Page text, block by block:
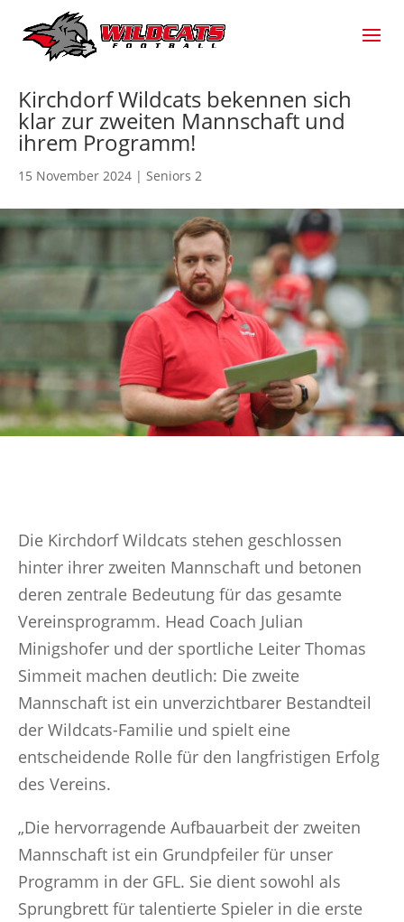
Kirchdorf Wildcats bekennen sich
klar zur zweiten Mannschaft und
ihrem Programm!
15 November 2024 | Seniors 2
Die Kirchdorf Wildcats stehen geschlossen
hinter ihrer zweiten Mannschaft und betonen
deren zentrale Bedeutung für das gesamte
Vereinsprogramm. Head Coach Julian
Minigshofer und der sportliche Leiter Thomas
Simmeit machen deutlich: Die zweite
Mannschaft ist ein unverzichtbarer Bestandteil
der Wildcats-Familie und spielt eine
entscheidende Rolle für den langfristigen Erfolg
des Vereins.
„Die hervorragende Aufbauarbeit der zweiten
Mannschaft ist ein Grundpfeiler für unser
Programm in der GFL. Sie dient sowohl als
Sprungbrett für talentierte Spieler in die erste